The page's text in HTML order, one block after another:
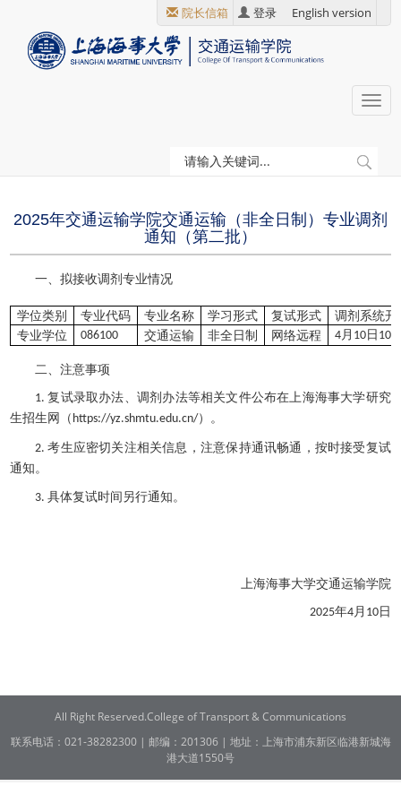
院长信箱 登录 English version
前
置
2025年交通运输学院交通运输（非全日制）专业调剂
通知（第二批）
一、拟接收调剂专业情况
学位类别 专业代码 专业名称 学习形式 复试形式
调剂系统
专业学位
086100 交通运输 非全日制 网络远程 4月 10 日 10
二、注意事项
1.复试录取办法、 调剂办法等相关文件公布在上海海事大学研究
生招生网 （ https://yz.shmtu.edu.cn/） 。
2.考生应密切关注相关信息，注意保持通讯畅通，按时接受复试
通知。
3.具体复试时间另行通知。
上海海事大学交通运输学院
2025年4月 10日
All Right Reserved.College of Transport & Communications
联系电话：021-38282300 | 邮编：201306 | 地址：上海市浦东新区临港新城海
港大道1550号